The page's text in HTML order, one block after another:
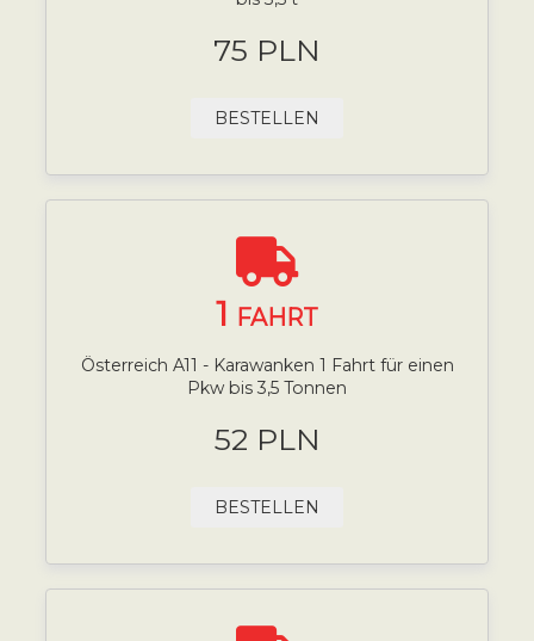
75 PLN
BESTELLEN
1 FAHRT
Österreich A11 - Karawanken 1 Fahrt für einen
Pkw bis 3,5 Tonnen
52 PLN
BESTELLEN